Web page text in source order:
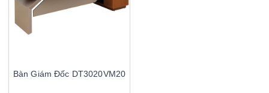
Bàn Giám Đốc DT3020VM20